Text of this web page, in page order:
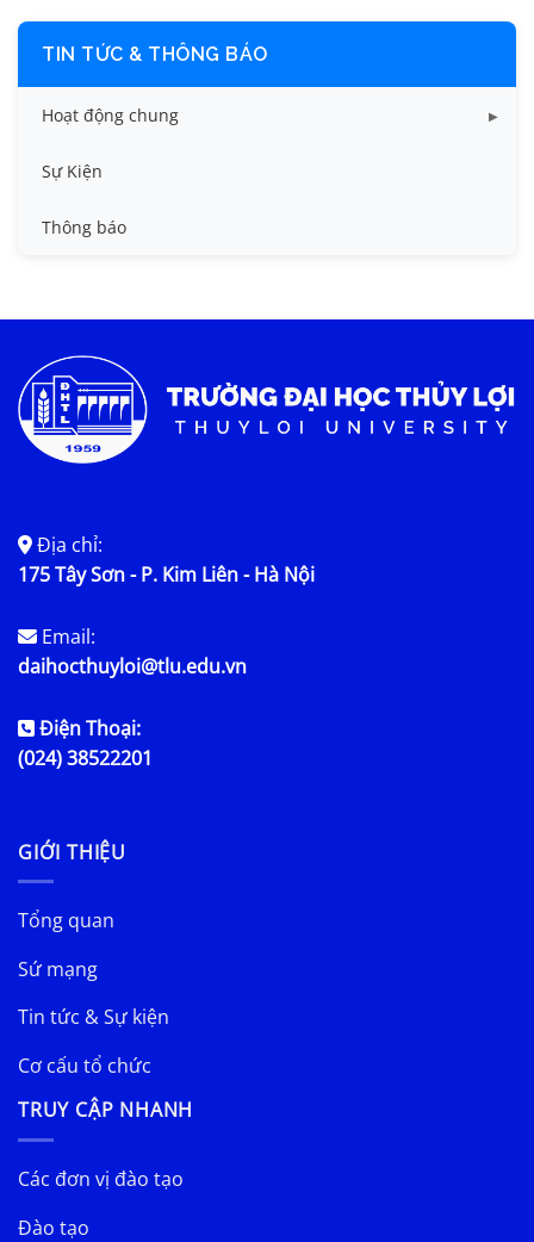
TIN TỨC & THÔNG BÁO
Hoạt động chung
Tin công tác sinh viên
Tin đào tạo
Tin tức chung
Sự Kiện
Thông báo
Địa chỉ:
175 Tây Sơn - P. Kim Liên - Hà Nội
Email:
daihocthuyloi@tlu.edu.vn
Điện Thoại:
(024) 38522201
GIỚI THIỆU
Tổng quan
Sứ mạng
Tin tức & Sự kiện
Cơ cấu tổ chức
TRUY CẬP NHANH
Các đơn vị đào tạo
Đào tạo